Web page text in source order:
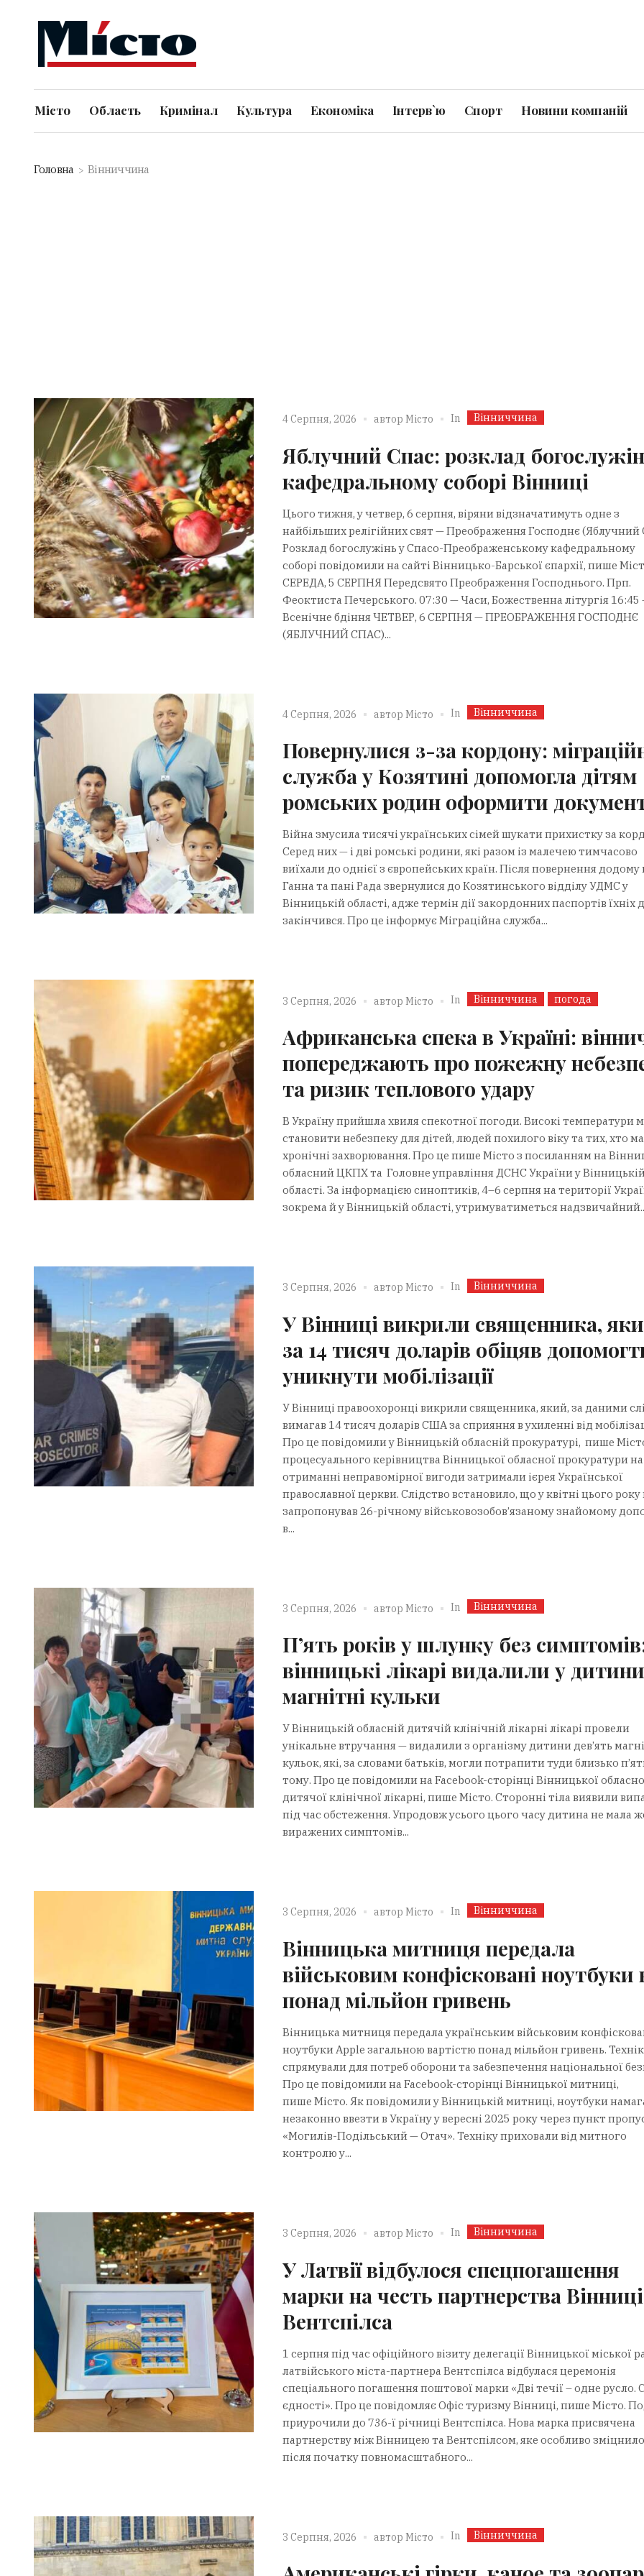
Місто Область Кримінал Культура Економіка Інтерв`ю Спорт Новини компаній
Головна Вінниччина
4 Серпня, 2026 автор Місто In Вінниччина
Яблучний Спас: розклад
кафедральному соборі Вінниці
Цього тижня, у четвер, 6 серпня, віряни відзначатимуть одне з
найбільших релігійних свят — Преображення Господнє (Яблучний
Розклад богослужінь у Спасо-Преображенському кафедральному
соборі повідомили на сайті Вінницько-Барської єпархії, пише
СЕРЕДА, 5 СЕРПНЯ Передсвято Преображення Господнього. Прп.
Феоктиста Печерського. 07:30 — Часи, Божественна літургія 16:45
Всенічне бдіння ЧЕТВЕР, 6 СЕРПНЯ — ПРЕОБРАЖЕННЯ ГОСПОДНЄ
(ЯБЛУЧНИЙ СПАС)...
4 Серпня, 2026 автор Місто In Вінниччина
Повернулися з-за кордону:
служба у Козятині допомогла дітям
ромських родин оформити
Війна змусила тисячі українських сімей шукати прихистку за
Серед них — і дві ромські родини, які разом із малечею тимчасово
виїхали до однієї з європейських країн. Після повернення додому
Ганна та пані Рада звернулися до Козятинського відділу УДМС у
Вінницькій області, адже термін дії закордонних паспортів їхніх
закінчився. Про це інформує Міграційна служба...
3 Серпня, 2026 автор Місто In Вінниччина погода
Африканська спека в Україні:
попереджають про пожежну
та ризик теплового удару
В Україну прийшла хвиля спекотної погоди. Високі температури
становити небезпеку для дітей, людей похилого віку та тих, хто
хронічні захворювання. Про це пише Місто з посиланням на
обласний ЦКПХ та Головне управління ДСНС України у
області. За інформацією синоптиків, 4–6 серпня на території
зокрема й у Вінницькій області, утримуватиметься
3 Серпня, 2026 автор Місто In Вінниччина
У Вінниці викрили священника,
за 14 тисяч доларів обіцяв
уникнути мобілізації
У Вінниці правоохоронці викрили священника, який, за даними
вимагав 14 тисяч доларів США за сприяння в ухиленні від
Про це повідомили у Вінницькій обласній прокуратурі, пише
процесуального керівництва Вінницької обласної прокуратури на
отриманні неправомірної вигоди затримали ієрея Української
православної церкви. Слідство встановило, що у квітні цього року
запропонував 26-річному військовозобов’язаному знайомому
в...
3 Серпня, 2026 автор Місто In Вінниччина
П’ять років у шлунку без
вінницькі лікарі видалили у дитини
магнітні кульки
У Вінницькій обласній дитячій клінічній лікарні лікарі провели
унікальне втручання — видалили з організму дитини дев’ять
кульок, які, за словами батьків, могли потрапити туди близько
тому. Про це повідомили на Facebook-сторінці Вінницької
дитячої клінічної лікарні, пише Місто. Сторонні тіла виявили
під час обстеження. Упродовж усього цього часу дитина не мала
виражених симптомів...
3 Серпня, 2026 автор Місто In Вінниччина
Вінницька митниця передала
військовим конфісковані ноутбуки
понад мільйон гривень
Вінницька митниця передала українським військовим
ноутбуки Apple загальною вартістю понад мільйон гривень.
спрямували для потреб оборони та забезпечення національної
Про це повідомили на Facebook-сторінці Вінницької митниці,
пише Місто. Як повідомили у Вінницькій митниці, ноутбуки
незаконно ввезти в Україну у вересні 2025 року через пункт
«Могилів-Подільський — Отач». Техніку приховали від митного
контролю у...
3 Серпня, 2026 автор Місто In Вінниччина
У Латвії відбулося спецпогашення
марки на честь партнерства
Вентспілса
1 серпня під час офіційного візиту делегації Вінницької міської
латвійського міста-партнера Вентспілса відбулася церемонія
спеціального погашення поштової марки «Дві течії – одне русло.
єдності». Про це повідомляє Офіс туризму Вінниці, пише Місто.
приурочили до 736-ї річниці Вентспілса. Нова марка присвячена
партнерству між Вінницею та Вентспілсом, яке особливо
після початку повномасштабного...
3 Серпня, 2026 автор Місто In Вінниччина